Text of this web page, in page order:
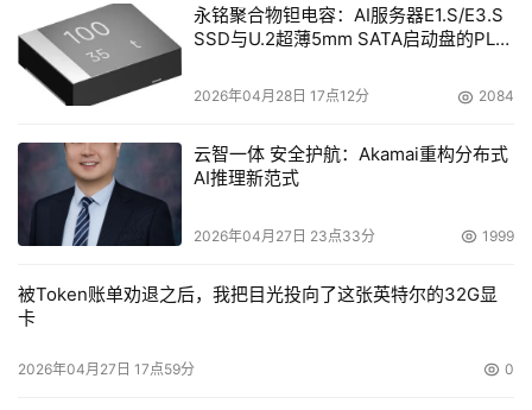
永铭聚合物钽电容：AI服务器E1.S/E3.S
SSD与U.2超薄5mm SATA启动盘的PLP
2026年04月28日 17点12分 2084
云智一体 安全护航：Akamai重构分布式
AI推理新范式
2026年04月27日 23点33分 1999
被Token账单劝退之后，我把目光投向了这张英特尔的32G显
卡
2026年04月27日 17点59分 0